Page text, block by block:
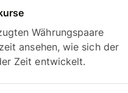
Währungspaare
ansehen, wie sich der
Zeit entwickelt.